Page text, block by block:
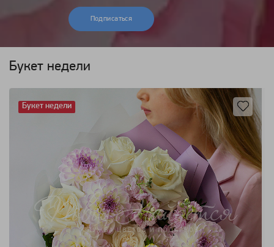
Подписаться
Букет недели
Букет недели